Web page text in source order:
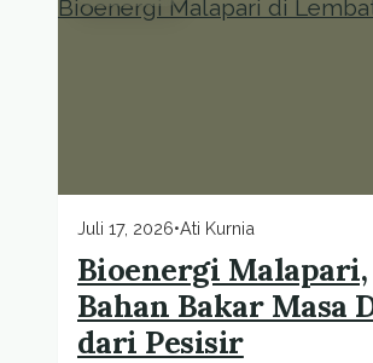
Juli 17, 2026•Ati Kurnia
Bioenergi Malapari,
Bahan Bakar Masa
dari Pesisir